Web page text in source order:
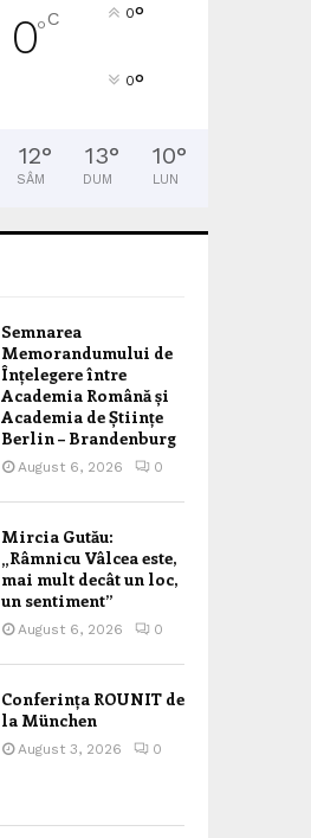
0°C 0°
0°
12°
SÂM
13°
DUM
10°
LUN
Semnarea
Memorandumului de
Înțelegere între
Academia Română și
Academia de Științe
Berlin – Brandenburg
August 6, 2026 0
Mircia Gutău:
„Râmnicu Vâlcea este,
mai mult decât un loc,
un sentiment”
August 6, 2026 0
Conferința ROUNIT de
la München
August 3, 2026 0